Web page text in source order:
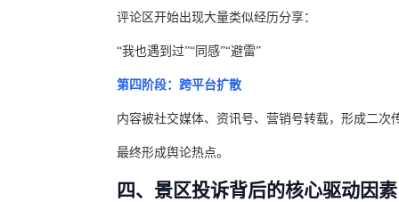
评论区开始出现大量类似经历分享：
“我也遇到过”“同感”“避雷”
第四阶段：跨平台扩散
内容被社交媒体、资讯号、营销号转载，形成二次
最终形成舆论热点。
四、景区投诉背后的核心驱动因素